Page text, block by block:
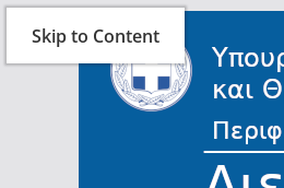
Skip to Content
Skip
content